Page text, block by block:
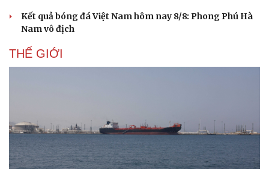
Kết quả bóng đá Việt Nam hôm nay 8/8: Phong Phú Hà
Nam vô địch
THẾ GIỚI